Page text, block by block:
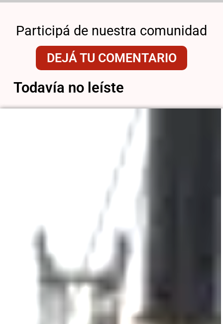
Participá de nuestra comunidad
DEJÁ TU COMENTARIO
Todavía no leíste